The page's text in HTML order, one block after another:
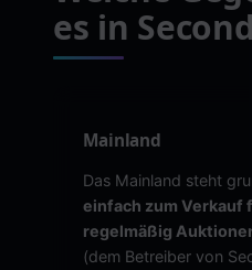
es in
Mainland
Das Mainland steht
einfach zum Verkauf
regelmäßig
(dem Betreiber von